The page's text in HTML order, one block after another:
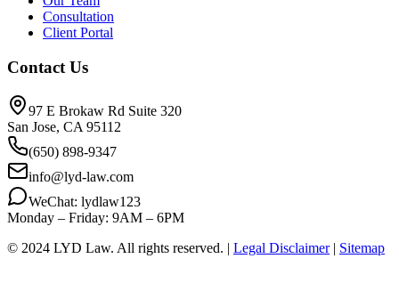
Consultation
Client Portal
Contact Us
97 E Brokaw Rd Suite 320
San Jose, CA 95112
(650) 898-9347
info@lyd-law.com
WeChat: lydlaw123
Monday – Friday: 9AM – 6PM
© 2024 LYD Law. All rights reserved. | Legal Disclaimer | Sitemap